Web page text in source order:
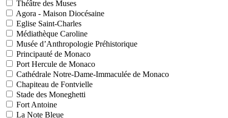
Théâtre des Muses
Agora - Maison Diocésaine
Eglise Saint-Charles
Médiathèque Caroline
Musée d’Anthropologie Préhistorique
Principauté de Monaco
Port Hercule de Monaco
Cathédrale Notre-Dame-Immaculée de Monaco
Chapiteau de Fontvielle
Stade des Moneghetti
Fort Antoine
La Note Bleue